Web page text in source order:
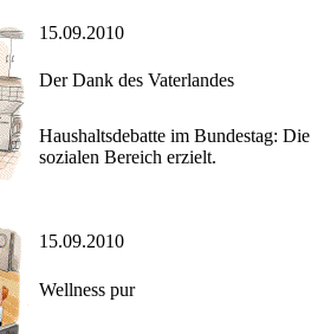
15.09.2010
Der Dank des Vaterlandes
Haushaltsdebatte im Bundestag:
sozialen Bereich erzielt.
15.09.2010
Wellness pur